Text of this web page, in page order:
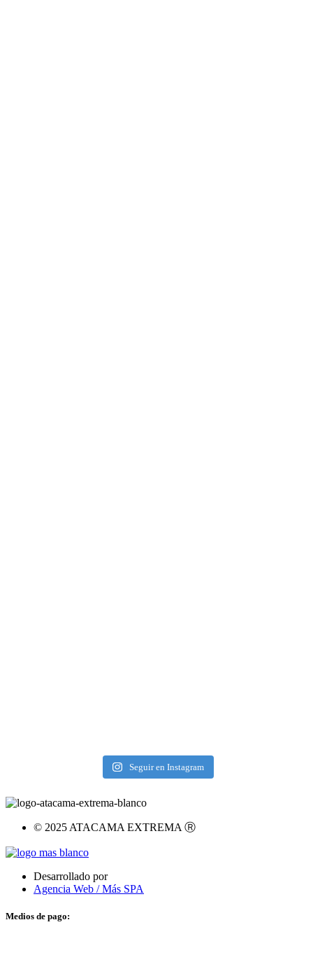
Seguir en Instagram
© 2025 ATACAMA EXTREMA Ⓡ
Desarrollado por
Agencia Web / Más SPA
Medios de pago: